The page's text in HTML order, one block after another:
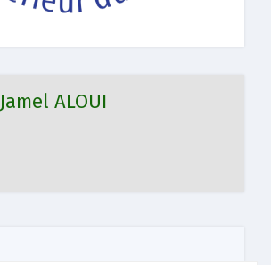
Jamel ALOUI